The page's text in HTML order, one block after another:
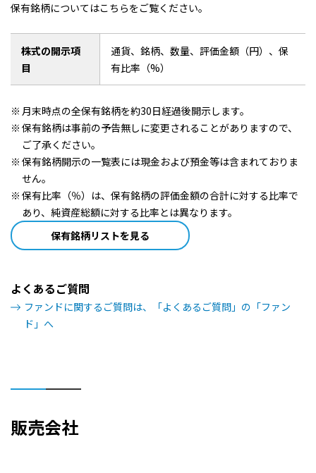
保有銘柄についてはこちらをご覧ください。
株式の開示項
目
通貨、銘柄、数量、評価金額（円）、保
有比率（%）
月末時点の全保有銘柄を約30日経過後開示します。
保有銘柄は事前の予告無しに変更されることがありますので、
ご了承ください。
保有銘柄開示の一覧表には現金および預金等は含まれておりま
せん。
保有比率（％）は、保有銘柄の評価金額の合計に対する比率で
あり、純資産総額に対する比率とは異なります。
保有銘柄リストを見る
よくあるご質問
ファンドに関するご質問は、「よくあるご質問」の「ファン
ド」へ
販売会社